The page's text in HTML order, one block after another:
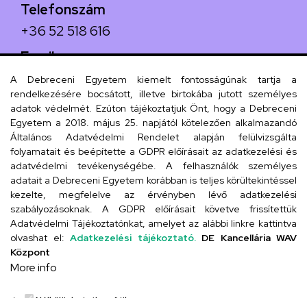
Telefonszám
+36 52 518 616
Email
iskola@kossuth-alt.unideb.hu
Cím
4024 Debrecen, Kossuth utca 33.
Szervezeti telefonkönyv
UD telefonkönyv
A Debreceni Egyetem kiemelt fontosságúnak tartja a
rendelkezésére bocsátott, illetve birtokába jutott személyes
adatok védelmét. Ezúton tájékoztatjuk Önt, hogy a Debreceni
Egyetem a 2018. május 25. napjától kötelezően alkalmazandó
Általános Adatvédelmi Rendelet alapján felülvizsgálta
folyamatait és beépítette a GDPR előírásait az adatkezelési és
adatvédelmi tevékenységébe. A felhasználók személyes
adatait a Debreceni Egyetem korábban is teljes körültekintéssel
kezelte, megfelelve az érvényben lévő adatkezelési
szabályozásoknak. A GDPR előírásait követve frissítettük
Adatvédelmi Tájékoztatónkat, amelyet az alábbi linkre kattintva
olvashat el: Adatkezelési tájékoztató. DE Kancellária WAV
Központ
More info